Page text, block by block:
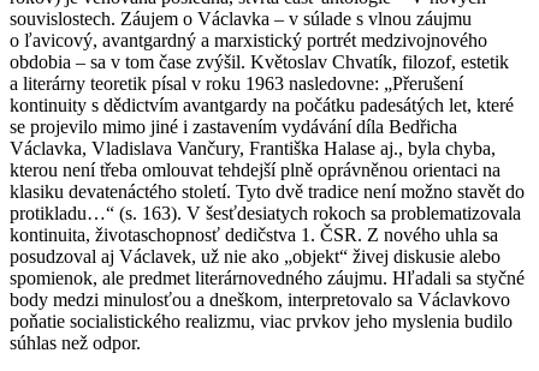
souvislostech. Záujem o Václavka – v súlade s vlnou záujmu
o ľavicový, avantgardný a marxistický portrét medzivojnového
obdobia – sa v tom čase zvýšil. Květoslav Chvatík, filozof, estetik
a literárny teoretik písal v roku 1963 nasledovne: „Přerušení
kontinuity s dědictvím avantgardy na počátku padesátých let, které
se projevilo mimo jiné i zastavením vydávání díla Bedřicha
Václavka, Vladislava Vančury, Františka Halase aj., byla chyba,
kterou není třeba omlouvat tehdejší plně oprávněnou orientaci na
klasiku devatenáctého století. Tyto dvě tradice není možno stavět do
protikladu…“ (s. 163). V šesťdesiatych rokoch sa problematizovala
kontinuita, životaschopnosť dedičstva 1. ČSR. Z nového uhla sa
posudzoval aj Václavek, už nie ako „objekt“ živej diskusie alebo
spomienok, ale predmet literárnovedného záujmu. Hľadali sa styčné
body medzi minulosťou a dneškom, interpretovalo sa Václavkovo
poňatie socialistického realizmu, viac prvkov jeho myslenia budilo
súhlas než odpor.